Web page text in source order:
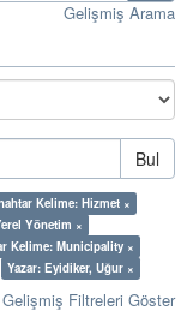
Gelişmiş Arama
Bul
Kelime: Hizmet ×
Yönetim ×
Kelime: Municipality ×
Yazar: Eyidiker, Uğur ×
Gelişmiş Filtreleri Göster